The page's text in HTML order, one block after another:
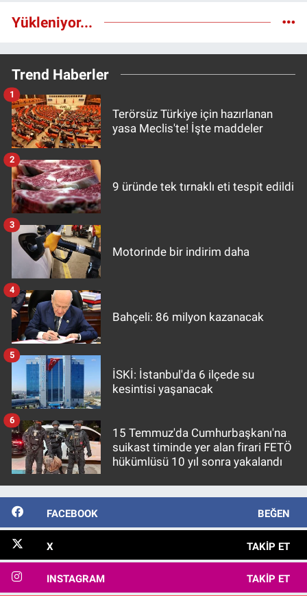
Yükleniyor...
Trend Haberler
Terörsüz Türkiye için hazırlanan
yasa Meclis'te! İşte maddeler
1
9 üründe tek tırnaklı eti tespit edildi
2
Motorinde bir indirim daha
3
Bahçeli: 86 milyon kazanacak
4
İSKİ: İstanbul'da 6 ilçede su
kesintisi yaşanacak
5
15 Temmuz'da Cumhurbaşkanı'na
suikast timinde yer alan firari FETÖ
hükümlüsü 10 yıl sonra yakalandı
6
FACEBOOK BEĞEN
X TAKIP ET
INSTAGRAM TAKIP ET